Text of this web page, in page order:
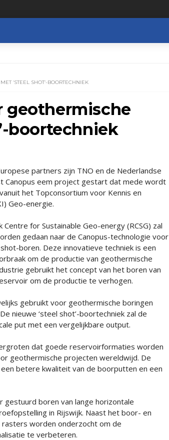
‘STEEL SHOT’-BOORTECHNIEK
geothermische
boortechniek
partners zijn TNO en de Nederlandse
Canopus eem project gestart dat mede wordt
het Topconsortium voor Kennis en
Geo-energie.
Centre for Sustainable Geo-energy (RCSG) zal
gedaan naar de Canopus-technologie voor
boren. Deze innovatieve techniek is een
om de productie van geothermische
gebruikt het concept van het boren van
om de productie te verhogen.
gebruikt voor geothermische boringen
nieuwe ‘steel shot’-boortechniek zal de
put met een vergelijkbare output.
dat goede reservoirformaties worden
geothermische projecten wereldwijd. De
betere kwaliteit van de boorputten en een
boren van lange horizontale
in Rijswijk. Naast het boor- en
worden onderzocht om de
te verbeteren.